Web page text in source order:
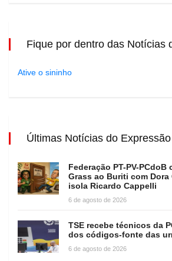
Fique por dentro das Notícias
Ative o sininho
Últimas Notícias do Expressão
Federação PT-PV-
Grass ao Buriti com Dora
isola Ricardo Cappelli
6 de agosto de 2026
TSE recebe técnicos da
dos códigos-fonte das
6 de agosto de 2026